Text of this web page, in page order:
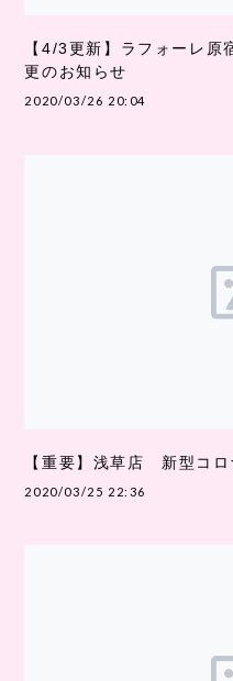
【4/3更新】ラフォーレ
更のお知らせ
2020/03/26 20:04
【重要】浅草店 新型コ
2020/03/25 22:36